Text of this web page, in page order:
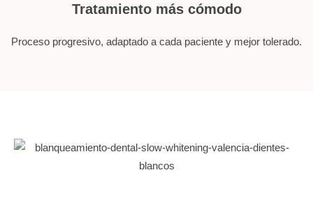
Tratamiento más cómodo
Proceso progresivo, adaptado a cada paciente y mejor tolerado.